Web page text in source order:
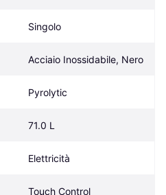
Singolo
Acciaio Inossidabile, Nero
Pyrolytic
71.0 L
Elettricità
Touch Control